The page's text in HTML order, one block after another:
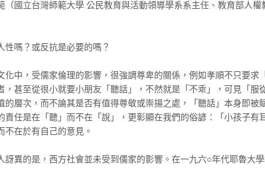
Rolling Stone）
魯納（Jerome S. Bruner）（紐約大學）
在傳遞一項強有力的訊息給聆聽與閱讀的人知道：無論如何，你都
常可怕，甚至要下地獄。這些神話與寓言一旦被創造出來之後，就
挑戰。
的教育環境裡，身為學童，我們都學過而且體驗過這一連串的校
座位，否則你必須乖乖坐著；發言前必須先舉手，老師同意後你才
抱怨。這些行為規則深深灌輸到我們的腦海裡，即使我們長大成人
周遭，就好像我們身上永遠掛著一個牌子，提醒我們要服從權威。
義、公平、道德與守法，我們從未受過清楚的訓練，讓我們明辨正
引發挑戰、反對乃至於革命。
爾格蘭（Stanley Milgram）的一系列服從權威實驗——實驗過程清
國立台灣師範大學 公民教育與活動領導學系系主任、教育部人權
嗎？或反抗是必要的嗎？
中，受儒家倫理的影響，很強調尊卑的關係，例如孝順不只要求
，甚至從很小就要小朋友「聽話」，不然就是「不乖」，可見「服
的層次，而不論其是否有值得尊敬或崇揚之處，「聽話」本身即被
責任是在「聽」而不在「說」，更彰顯在我們的俗諺：「小孩子有
不在於有自己的意見。
異的是，西方社會並未受到儒家的影響。在一九六○年代耶魯大
有人是大學生或高中生，在非使用外部的強制力之下，受試者被告